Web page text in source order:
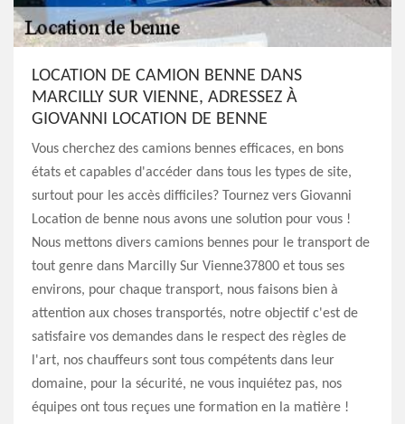
LOCATION DE CAMION BENNE DANS
MARCILLY SUR VIENNE, ADRESSEZ À
GIOVANNI LOCATION DE BENNE
Vous cherchez des camions bennes efficaces, en bons
états et capables d'accéder dans tous les types de site,
surtout pour les accès difficiles? Tournez vers Giovanni
Location de benne nous avons une solution pour vous !
Nous mettons divers camions bennes pour le transport de
tout genre dans Marcilly Sur Vienne37800 et tous ses
environs, pour chaque transport, nous faisons bien à
attention aux choses transportés, notre objectif c'est de
satisfaire vos demandes dans le respect des règles de
l'art, nos chauffeurs sont tous compétents dans leur
domaine, pour la sécurité, ne vous inquiétez pas, nos
équipes ont tous reçues une formation en la matière !